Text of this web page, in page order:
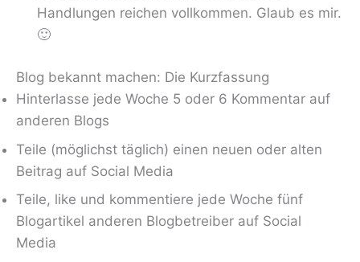
Handlungen reichen vollkommen. Glaub es mir.
🙂
Blog bekannt machen: Die Kurzfassung
Hinterlasse jede Woche 5 oder 6 Kommentar auf
anderen Blogs
Teile (möglichst täglich) einen neuen oder alten
Beitrag auf Social Media
Teile, like und kommentiere jede Woche fünf
Blogartikel anderen Blogbetreiber auf Social
Media